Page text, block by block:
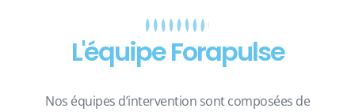
L'équipe Forapulse
Nos équipes d’intervention sont composées de